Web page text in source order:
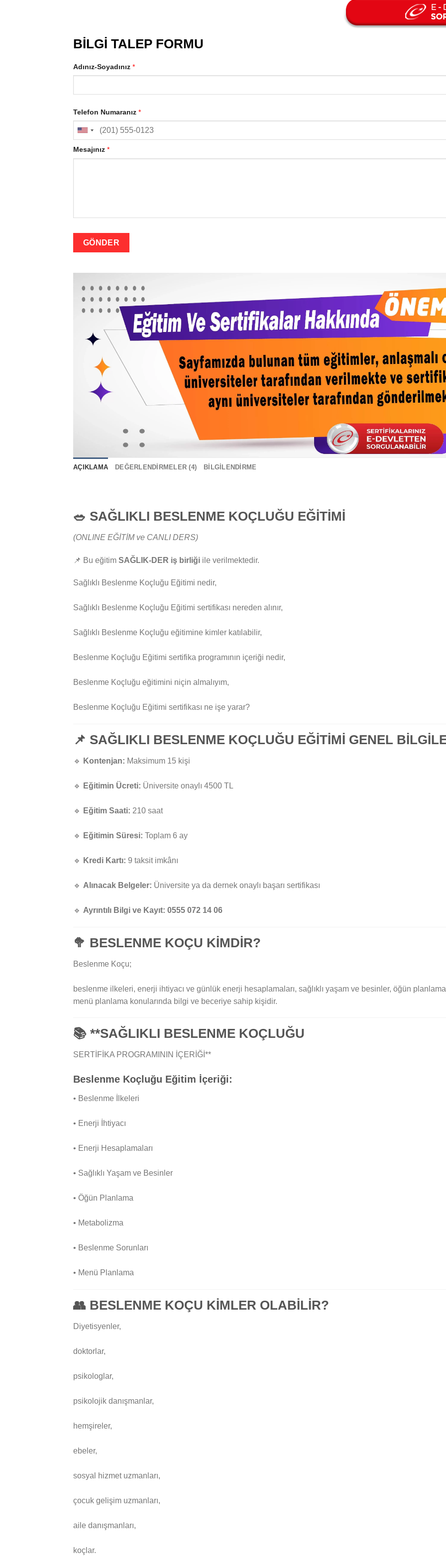
BİLGİ TALEP FORMU
Adınız-Soyadınız *
Telefon Numaranız *
Mesajınız *
GÖNDER
AÇIKLAMA DEĞERLENDIRMELER (4) BILGILENDIRME
🥗 SAĞLIKLI BESLENME KOÇLUĞU EĞİTİMİ
(ONLINE EĞİTİM ve CANLI DERS)
📌 Bu eğitim SAĞLIK-DER iş birliği ile verilmektedir.
Sağlıklı Beslenme Koçluğu Eğitimi nedir,
Sağlıklı Beslenme Koçluğu Eğitimi sertifikası nereden alınır,
Sağlıklı Beslenme Koçluğu eğitimine kimler katılabilir,
Beslenme Koçluğu Eğitimi sertifika programının içeriği nedir,
Beslenme Koçluğu eğitimini niçin almalıyım,
Beslenme Koçluğu Eğitimi sertifikası ne işe yarar?
📌 SAĞLIKLI BESLENME KOÇLUĞU EĞİTİMİ GENEL
🔹 Kontenjan: Maksimum 15 kişi
🔹 Eğitimin Ücreti: Üniversite onaylı 4500 TL
🔹 Eğitim Saati: 210 saat
🔹 Eğitimin Süresi: Toplam 6 ay
🔹 Kredi Kartı: 9 taksit imkânı
🔹 Alınacak Belgeler: Üniversite ya da dernek onaylı başarı sertifikası
🔹 Ayrıntılı Bilgi ve Kayıt: 0555 072 14 06
🥦 BESLENME KOÇU KİMDİR?
Beslenme Koçu;
beslenme ilkeleri, enerji ihtiyacı ve günlük enerji hesaplamaları, sağlıklı yaşam ve besinler, öğün
menü planlama konularında bilgi ve beceriye sahip kişidir.
📚 **SAĞLIKLI BESLENME KOÇLUĞU
SERTİFİKA PROGRAMININ İÇERİĞİ**
Beslenme Koçluğu Eğitim İçeriği:
• Beslenme İlkeleri
• Enerji İhtiyacı
• Enerji Hesaplamaları
• Sağlıklı Yaşam ve Besinler
• Öğün Planlama
• Metabolizma
• Beslenme Sorunları
• Menü Planlama
👥 BESLENME KOÇU KİMLER OLABİLİR?
Diyetisyenler,
doktorlar,
psikologlar,
psikolojik danışmanlar,
hemşireler,
ebeler,
sosyal hizmet uzmanları,
çocuk gelişim uzmanları,
aile danışmanları,
koçlar.